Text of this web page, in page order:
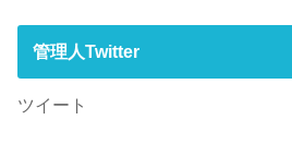
管理人Twitter
ツイート